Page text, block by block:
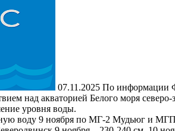
07.11.2025 По информации
над акваторией Белого моря
уровня воды.
воду 9 ноября по МГ-2 Мудьюг и